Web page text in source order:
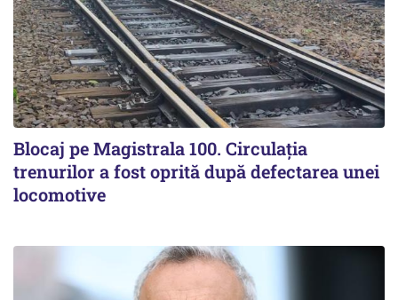
Blocaj pe Magistrala 100. Circulația
trenurilor a fost oprită după defectarea unei
locomotive